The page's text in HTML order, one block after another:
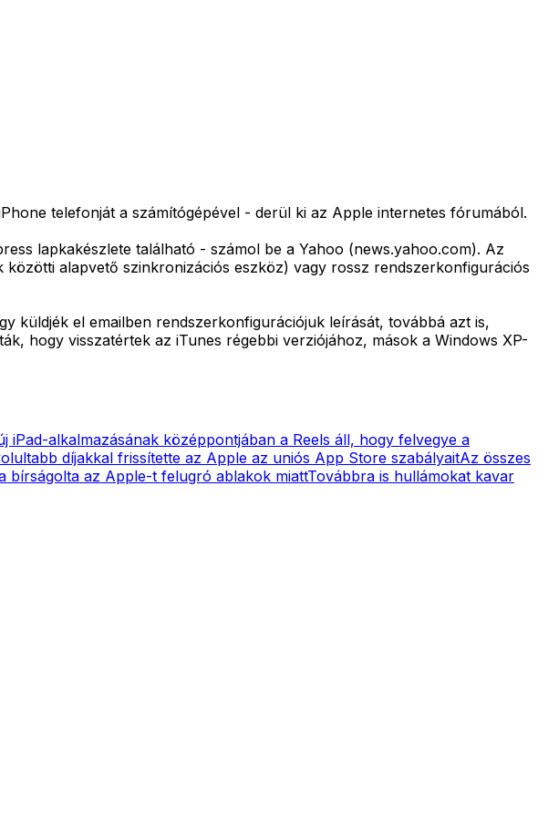
telefonját a számítógépével - derül ki az Apple internetes fórumából.
lapkakészlete található - számol be a Yahoo (news.yahoo.com). Az
alapvető szinkronizációs eszköz) vagy rossz rendszerkonfigurációs
küldjék el emailben rendszerkonfigurációjuk leírását, továbbá azt is,
hogy visszatértek az iTunes régebbi verziójához, mások a Windows XP-
iPad-alkalmazásának középpontjában a Reels áll, hogy felvegye a
díjakkal frissítette az Apple az uniós App Store szabályaitAz összes
bírságolta az Apple-t felugró ablakok miattTovábbra is hullámokat kavar